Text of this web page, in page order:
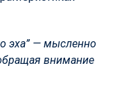
эха” — мысленно
внимание